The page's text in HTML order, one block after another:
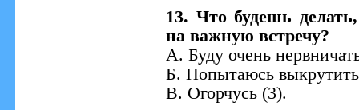
13. Что будешь
на важную встречу?
А. Буду очень
Б. Попытаюсь
В. Огорчусь (3).